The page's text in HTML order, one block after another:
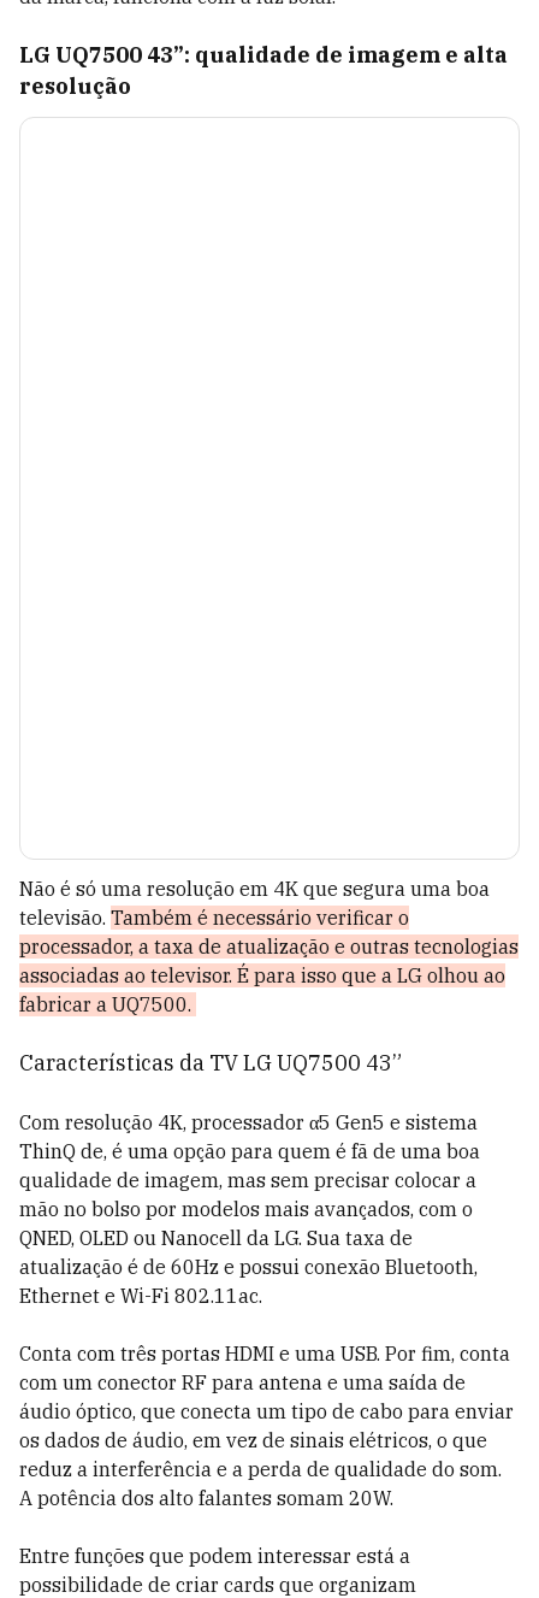
LG UQ7500 43”: qualidade de imagem e alta
resolução
Não é só uma resolução em 4K que segura uma boa
televisão. Também é necessário verificar o
processador, a taxa de atualização e outras tecnologias
associadas ao televisor. É para isso que a LG olhou ao
fabricar a UQ7500.
Características da TV LG UQ7500 43”
Com resolução 4K, processador α5 Gen5 e sistema
ThinQ de, é uma opção para quem é fã de uma boa
qualidade de imagem, mas sem precisar colocar a
mão no bolso por modelos mais avançados, com o
QNED, OLED ou Nanocell da LG. Sua taxa de
atualização é de 60Hz e possui conexão Bluetooth,
Ethernet e Wi-Fi 802.11ac.
Conta com três portas HDMI e uma USB. Por fim, conta
com um conector RF para antena e uma saída de
áudio óptico, que conecta um tipo de cabo para enviar
os dados de áudio, em vez de sinais elétricos, o que
reduz a interferência e a perda de qualidade do som.
A potência dos alto falantes somam 20W.
Entre funções que podem interessar está a
possibilidade de criar cards que organizam